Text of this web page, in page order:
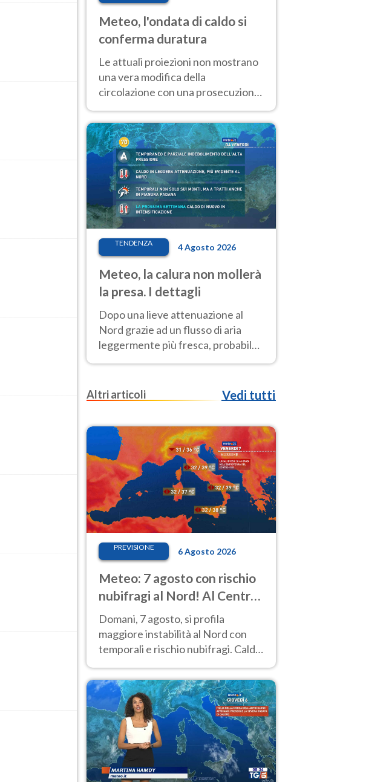
Meteo, l'ondata di caldo si
conferma duratura
Le attuali proiezioni non mostrano
una vera modifica della
circolazione con una prosecuzione
giorni, compresa la settimana di
Ferragosto
TENDENZA 4 Agosto 2026
Meteo, la calura non mollerà
la presa. I dettagli
Dopo una lieve attenuazione al
Nord grazie ad un flusso di aria
leggermente più fresca, probabile
nuovo rinforzo dell’anticiclone
Altri articoli
Vedi tutti
PREVISIONE 6 Agosto 2026
Meteo: 7 agosto con rischio
nubifragi al Nord! Al Centro-
Sud caldo estremo
Domani, 7 agosto, si profila
maggiore instabilità al Nord con
temporali e rischio nubifragi. Caldo
previsioni.